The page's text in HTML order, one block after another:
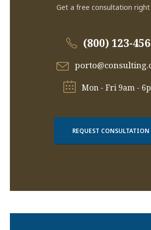
Get a free consultation
(800) 123-
Mon - Fri 9am -
REQUEST CONSULTATION